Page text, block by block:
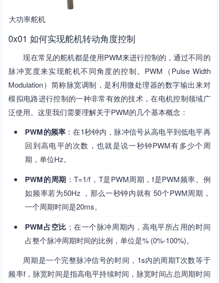
大功率舵机
0x01 如何实现舵机转动角度控制
现在常见的舵机都是使用PWM来进行控制的，通过不同的
脉冲宽度来实现舵机不同角度的控制。PWM（Pulse Width
Modulation）简称脉宽调制，是利用微处理器的数字输出来对
模拟电路进行控制的一种非常有效的技术，在电机控制领域广
泛使用。这里我们需要理解关于PWM的几个基本概念：
PWM的频率 ：在1秒钟内，脉冲信号从高电平到低电平再
回到高电平的次数，也就是说一秒钟PWM有多少个周
期，单位Hz。
PWM的周期 ：T=1/f，T是PWM周期，f是PWM频率。例
如频率若为50Hz ，那么一秒钟内就有 50个PWM周期，
一个周期时间是20ms。
PWM占空比 ：在一个脉冲周期内，高电平所占用的时间
占整个脉冲周期时间的比例，单位是% (0%-100%)。
周期是一个完整脉冲信号的时间，1s内的周期T次数等于
频率f，脉宽时间是指高电平持续时间，脉宽时间占总周期时间